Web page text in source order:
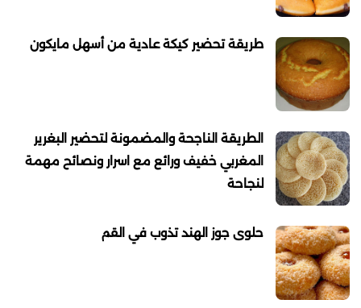
طريقة تحضير كيكة عادية من أسهل مايكون
الطريقة الناجحة والمضمونة لتحضير البغرير
المغربي خفيف ورائع مع اسرار ونصائح مهمة
لنجاحة
حلوى جوز الهند تذوب في القم